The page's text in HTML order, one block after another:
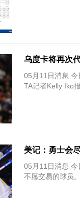
乌度卡将再次
05月11日消息 今
TA记者Kelly Iko
美记：勇士会
05月11日消息
不愿交易的球员